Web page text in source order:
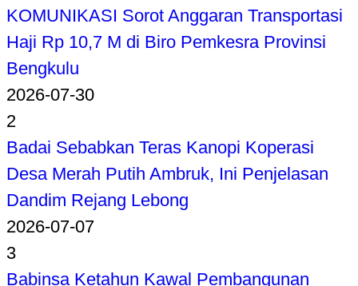
KOMUNIKASI Sorot Anggaran Transportasi
Haji Rp 10,7 M di Biro Pemkesra Provinsi
Bengkulu
2026-07-30
2
Badai Sebabkan Teras Kanopi Koperasi
Desa Merah Putih Ambruk, Ini Penjelasan
Dandim Rejang Lebong
2026-07-07
3
Babinsa Ketahun Kawal Pembangunan